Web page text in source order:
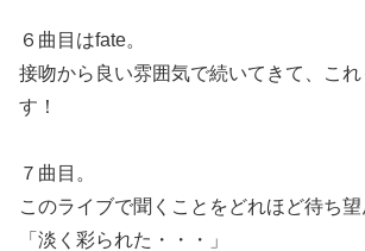
６曲目はfate。
接吻から良い雰囲気で続いてきて、こ
す！
７曲目。
このライブで聞くことをどれほど待ち望
「淡く彩られた・・・」